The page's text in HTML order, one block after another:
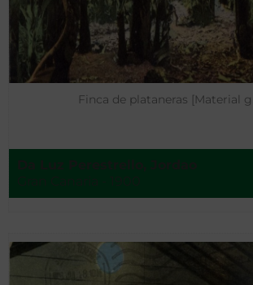
Finca de plataneras [Material